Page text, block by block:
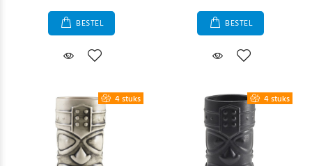
BESTEL BESTEL
4 stuks 4 stuks